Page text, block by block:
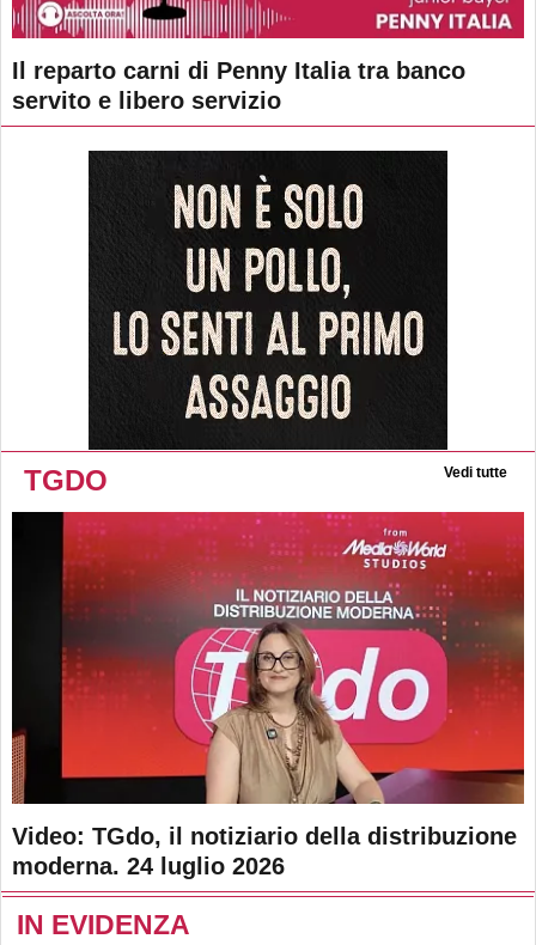
Il reparto carni di Penny Italia tra banco
servito e libero servizio
TGDO Vedi tutte
Video: TGdo, il notiziario della distribuzione
moderna. 24 luglio 2026
IN EVIDENZA